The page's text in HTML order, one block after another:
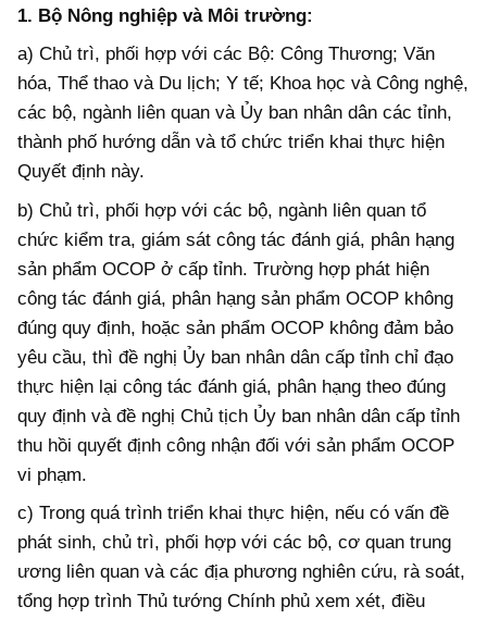
1. Bộ Nông nghiệp và Môi trường:
a) Chủ trì, phối hợp với các Bộ: Công Thương; Văn
hóa, Thể thao và Du lịch; Y tế; Khoa học và Công nghệ,
các bộ, ngành liên quan và Ủy ban nhân dân các tỉnh,
thành phố hướng dẫn và tổ chức triển khai thực hiện
Quyết định này.
b) Chủ trì, phối hợp với các bộ, ngành liên quan tổ
chức kiểm tra, giám sát công tác đánh giá, phân hạng
sản phẩm OCOP ở cấp tỉnh. Trường hợp phát hiện
công tác đánh giá, phân hạng sản phẩm OCOP không
đúng quy định, hoặc sản phẩm OCOP không đảm bảo
yêu cầu, thì đề nghị Ủy ban nhân dân cấp tỉnh chỉ đạo
thực hiện lại công tác đánh giá, phân hạng theo đúng
quy định và đề nghị Chủ tịch Ủy ban nhân dân cấp tỉnh
thu hồi quyết định công nhận đối với sản phẩm OCOP
vi phạm.
c) Trong quátrình triển khai thực hiện, nếu có vấn đề
phát sinh, chủ trì, phối hợp với các bộ, cơ quan trung
ương liên quan vàcác địa phương nghiên cứu, ràsoát,
tổng hợp trình Thủ tướng Chính phủ xem xét, điều